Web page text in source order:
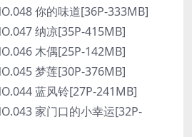
你的味道[36P-333MB]
纳凉[35P-415MB]
木偶[25P-142MB]
梦莲[30P-376MB]
蓝风铃[27P-241MB]
家门口的小幸运[32P-